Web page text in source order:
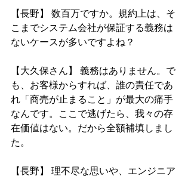
【長野】 数百万ですか。規約上は、そ
こまでシステム会社が保証する義務は
ないケースが多いですよね？
【大久保さん】 義務はありません。で
も、お客様からすれば、誰の責任であ
れ「商売が止まること」が最大の痛手
なんです。ここで逃げたら、我々の存
在価値はない。だから全額補填しまし
た。
【長野】 理不尽な思いや、エンジニア